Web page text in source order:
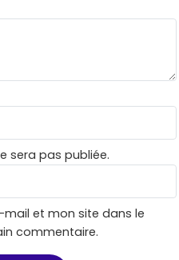
sera pas publiée.
et mon site dans le
commentaire.